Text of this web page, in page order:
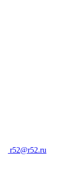
r52@r52.ru